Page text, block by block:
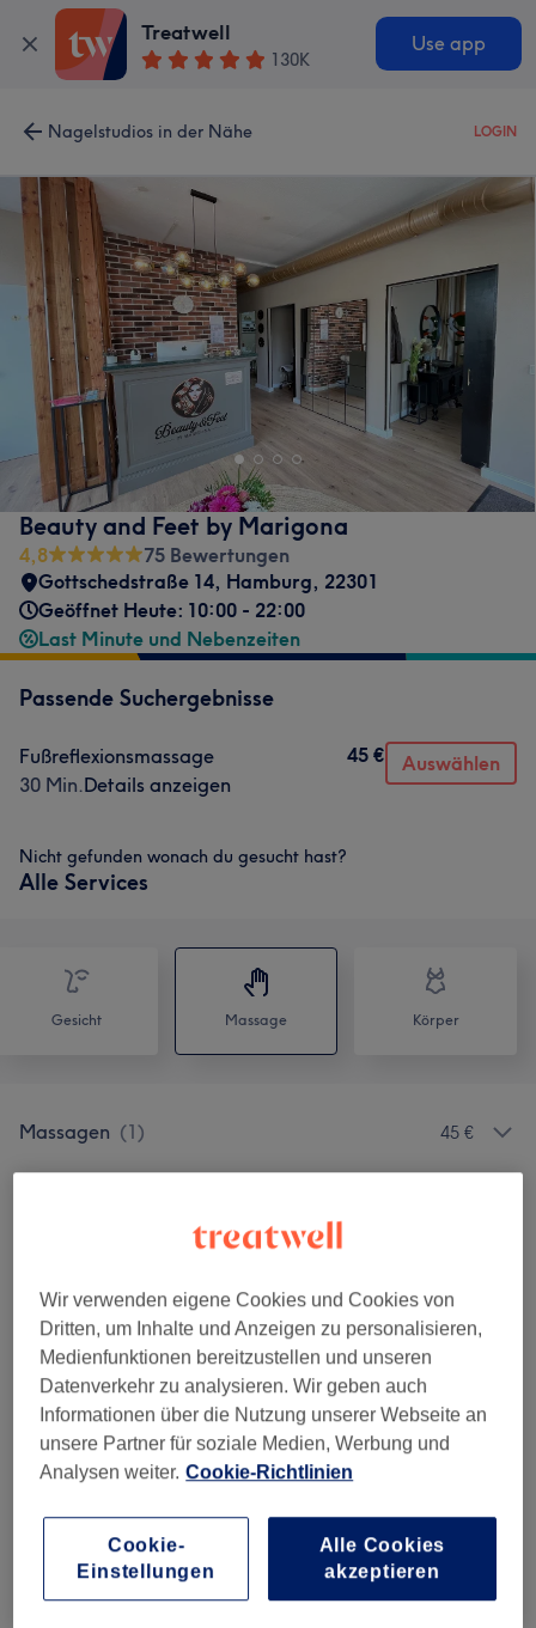
Treatwell
130K
Use app
Nagelstudios in der Nähe LOGIN
Beauty and Feet by Marigona
4,8
75 Bewertungen
Gottschedstraße 14, Hamburg, 22301
Geöffnet Heute: 10:00 - 22:00
Last Minute und Nebenzeiten
Passende Suchergebnisse
Fußreflexionsmassage
30 Min.Details anzeigen
45 € Auswählen
Nicht gefunden wonach du gesucht hast?
Alle Services
Gesicht Massage Körper
Massagen (1) 45 €
Bild anklicken für weitere Details
Wir verwenden eigene Cookies und Cookies von
Dritten, um Inhalte und Anzeigen zu personalisieren,
Medienfunktionen bereitzustellen und unseren
Datenverkehr zu analysieren. Wir geben auch
Informationen über die Nutzung unserer Webseite an
unsere Partner für soziale Medien, Werbung und
Analysen weiter. Cookie-Richtlinien
Cookie-
Einstellungen
Alle Cookies
akzeptieren